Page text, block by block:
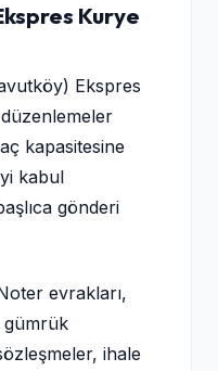
Kurye
Ekspres
kapasitesine
kabul
gönderi
evrakları,
gümrük
ihale